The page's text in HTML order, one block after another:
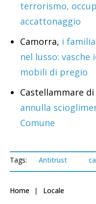
terrorismo,
accattonaggio
Camorra, i
nel lusso:
mobili di pregio
Castellammare
annulla
Comune
Tags: Antitrust
Home Locale